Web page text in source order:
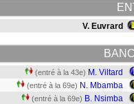
V. Euvrard
(entré à la 43e) M. Viltard
(entré à la 69e) N. Mbamba
(entré à la 69e) B. Nsimba